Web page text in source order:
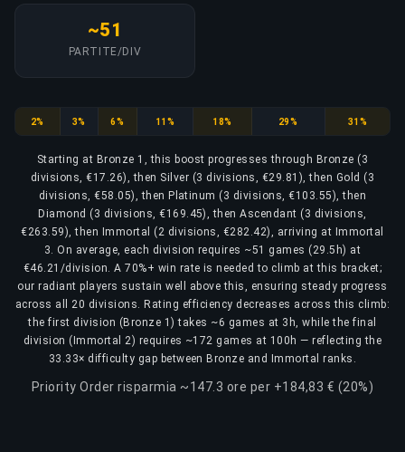
~51
PARTITE/DIV
Bronze
2% Silver
3% Gold
6% Platinum
11% Diamond
18% Ascendant
29% Immortal
31%
Starting at Bronze 1, this boost progresses through Bronze (3
divisions, €17.26), then Silver (3 divisions, €29.81), then Gold (3
divisions, €58.05), then Platinum (3 divisions, €103.55), then
Diamond (3 divisions, €169.45), then Ascendant (3 divisions,
€263.59), then Immortal (2 divisions, €282.42), arriving at Immortal
3. On average, each division requires ~51 games (29.5h) at
€46.21/division. A 70%+ win rate is needed to climb at this bracket;
our radiant players sustain well above this, ensuring steady progress
across all 20 divisions. Rating efficiency decreases across this climb:
the first division (Bronze 1) takes ~6 games at 3h, while the final
division (Immortal 2) requires ~172 games at 100h — reflecting the
33.33× difficulty gap between Bronze and Immortal ranks.
Priority Order risparmia ~147.3 ore per +184,83 € (20%)